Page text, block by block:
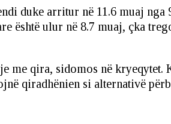
duke arritur në 11.6 muaj nga
është ulur në 8.7 muaj, çka
me qira, sidomos në
qiradhënien si alternativë